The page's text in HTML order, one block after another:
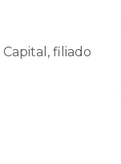
filiado